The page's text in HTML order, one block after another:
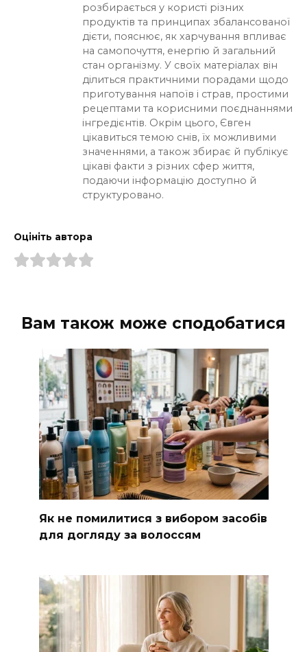
розбирається у користі різних
продуктів та принципах збалансованої
дієти, пояснює, як харчування впливає
на самопочуття, енергію й загальний
стан організму. У своїх матеріалах він
ділиться практичними порадами щодо
приготування напоїв і страв, простими
рецептами та корисними поєднаннями
інгредієнтів. Окрім цього, Євген
цікавиться темою снів, їх можливими
значеннями, а також збирає й публікує
цікаві факти з різних сфер життя,
подаючи інформацію доступно й
структуровано.
Оцініть автора
Вам також може сподобатися
Як не помилитися з вибором засобів
для догляду за волоссям